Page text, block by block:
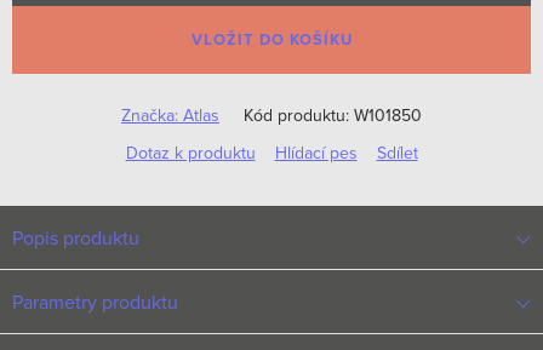
cena:
VLOŽIT DO KOŠÍKU
Značka: Atlas Kód produktu: W101850
Dotaz k produktu
Hlídací pes Sdílet
Popis produktu
Parametry produktu